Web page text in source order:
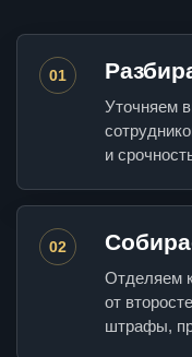
01
Уточняем
и
02
Отделяем
от
штрафы,